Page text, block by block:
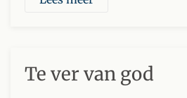
Te ver van god